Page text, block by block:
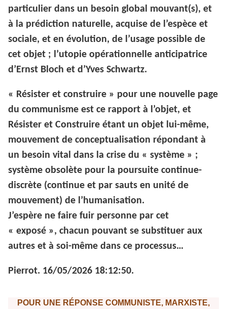
particulier dans un besoin global mouvant(s), et
à la prédiction naturelle, acquise de l’espèce et
sociale, et en évolution, de l’usage possible de
cet objet ; l’utopie opérationnelle anticipatrice
d’Ernst Bloch et d’Yves Schwartz.
« Résister et construire » pour une nouvelle page
du communisme est ce rapport à l’objet, et
Résister et Construire étant un objet lui-même,
mouvement de conceptualisation répondant à
un besoin vital dans la crise du « système » ;
système obsolète pour la poursuite continue-
discrète (continue et par sauts en unité de
mouvement) de l’humanisation.
J’espère ne faire fuir personne par cet
« exposé », chacun pouvant se substituer aux
autres et à soi-même dans ce processus…
Pierrot. 16/05/2026 18:12:50.
POUR UNE RÉPONSE COMMUNISTE, MARXISTE,